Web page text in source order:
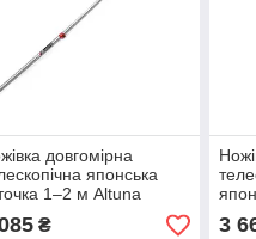
довгомірна
японська
1–2 м Altuna
Іспанія
₴ 3